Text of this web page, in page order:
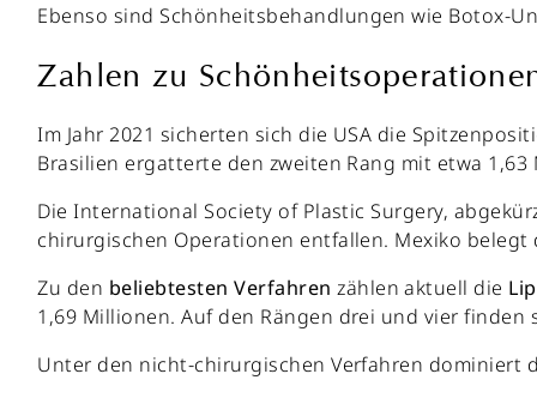
Ebenso sind Schönheitsbehandlungen wie Botox-
Zahlen zu
Im Jahr 2021 sicherten sich die USA die
Brasilien ergatterte den zweiten Rang mit etwa 1,63
Die International Society of Plastic Surgery,
chirurgischen Operationen entfallen. Mexiko
Zu den beliebtesten Verfahren zählen aktuell die
1,69 Millionen. Auf den Rängen drei und vier
Unter den nicht-chirurgischen Verfahren